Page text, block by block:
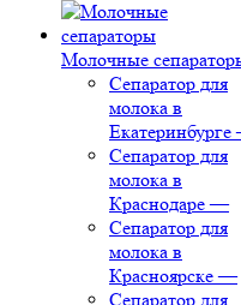
Молочные
Сепаратор для
молока в
Екатеринбурге
Сепаратор для
молока в
Краснодаре —
Сепаратор для
молока в
Красноярске —
Сепаратор для